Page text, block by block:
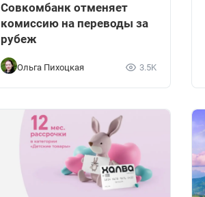
Совкомбанк отменяет
комиссию на переводы за
рубеж
Ольга Пихоцкая 3.5K